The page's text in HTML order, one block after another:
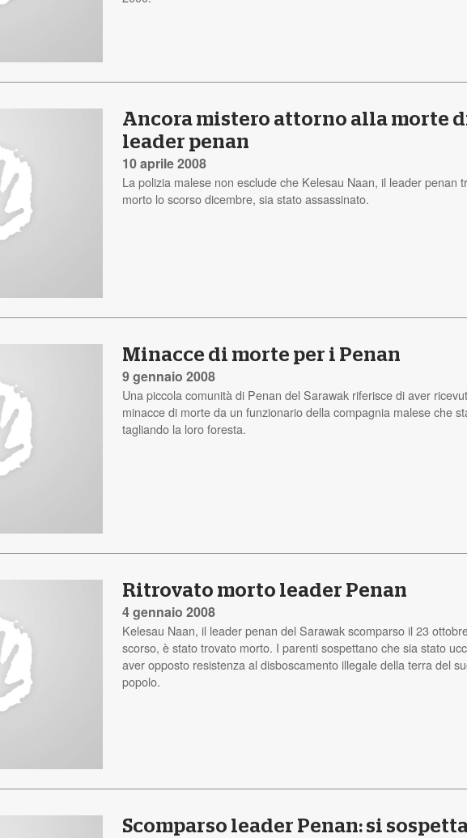
Ancora mistero attorno alla morte
leader penan
10 aprile 2008
La polizia malese non esclude che Kelesau Naan, il leader penan
morto lo scorso dicembre, sia stato assassinato.
Minacce di morte per i Penan
9 gennaio 2008
Una piccola comunità di Penan del Sarawak riferisce di aver
minacce di morte da un funzionario della compagnia malese che
tagliando la loro foresta.
Ritrovato morto leader Penan
4 gennaio 2008
Kelesau Naan, il leader penan del Sarawak scomparso il 23
scorso, è stato trovato morto. I parenti sospettano che sia stato
aver opposto resistenza al disboscamento illegale della terra del
popolo.
Scomparso leader Penan: si